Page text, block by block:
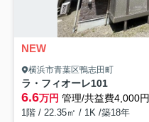
NEW
横浜市青葉区鴨志田町
ラ・フィオーレ101
6.6万円 管理/共益費4,000円
1階 / 22.35㎡ / 1K /築18年